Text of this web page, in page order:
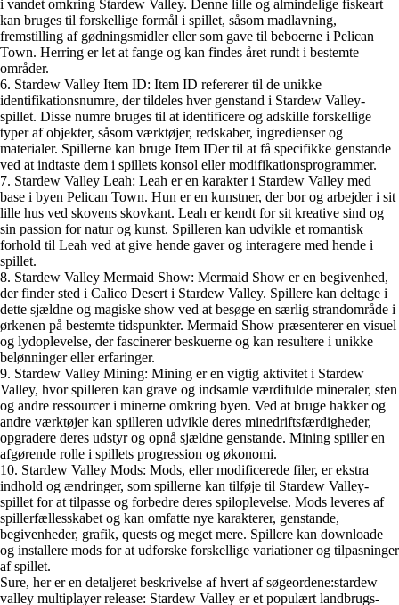
i vandet omkring Stardew Valley. Denne lille og almindelige fiskeart
kan bruges til forskellige formål i spillet, såsom madlavning,
fremstilling af gødningsmidler eller som gave til beboerne i Pelican
Town. Herring er let at fange og kan findes året rundt i bestemte
områder.
6. Stardew Valley Item ID: Item ID refererer til de unikke
identifikationsnumre, der tildeles hver genstand i Stardew Valley-
spillet. Disse numre bruges til at identificere og adskille forskellige
typer af objekter, såsom værktøjer, redskaber, ingredienser og
materialer. Spillerne kan bruge Item IDer til at få specifikke genstande
ved at indtaste dem i spillets konsol eller modifikationsprogrammer.
7. Stardew Valley Leah: Leah er en karakter i Stardew Valley med
base i byen Pelican Town. Hun er en kunstner, der bor og arbejder i sit
lille hus ved skovens skovkant. Leah er kendt for sit kreative sind og
sin passion for natur og kunst. Spilleren kan udvikle et romantisk
forhold til Leah ved at give hende gaver og interagere med hende i
spillet.
8. Stardew Valley Mermaid Show: Mermaid Show er en begivenhed,
der finder sted i Calico Desert i Stardew Valley. Spillere kan deltage i
dette sjældne og magiske show ved at besøge en særlig strandområde i
ørkenen på bestemte tidspunkter. Mermaid Show præsenterer en visuel
og lydoplevelse, der fascinerer beskuerne og kan resultere i unikke
belønninger eller erfaringer.
9. Stardew Valley Mining: Mining er en vigtig aktivitet i Stardew
Valley, hvor spilleren kan grave og indsamle værdifulde mineraler, sten
og andre ressourcer i minerne omkring byen. Ved at bruge hakker og
andre værktøjer kan spilleren udvikle deres minedriftsfærdigheder,
opgradere deres udstyr og opnå sjældne genstande. Mining spiller en
afgørende rolle i spillets progression og økonomi.
10. Stardew Valley Mods: Mods, eller modificerede filer, er ekstra
indhold og ændringer, som spillerne kan tilføje til Stardew Valley-
spillet for at tilpasse og forbedre deres spiloplevelse. Mods leveres af
spillerfællesskabet og kan omfatte nye karakterer, genstande,
begivenheder, grafik, quests og meget mere. Spillere kan downloade
og installere mods for at udforske forskellige variationer og tilpasninger
af spillet.
Sure, her er en detaljeret beskrivelse af hvert af søgeordene:stardew
valley multiplayer release: Stardew Valley er et populært landbrugs-